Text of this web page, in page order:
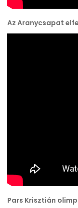
Az Aranycsapat
Pars Krisztián